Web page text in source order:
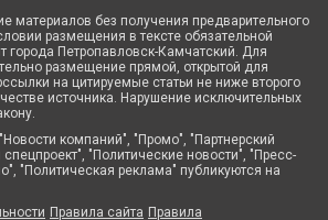
материалов без получения предварительного
размещения в тексте обязательной
города Петропавловск-Камчатский. Для
размещение прямой, открытой для
на цитируемые статьи не ниже второго
источника. Нарушение исключительных
компаний", "Промо", "Партнерский
"Политические новости", "Пресс-
"Политическая реклама" публикуются на
Правила сайта Правила